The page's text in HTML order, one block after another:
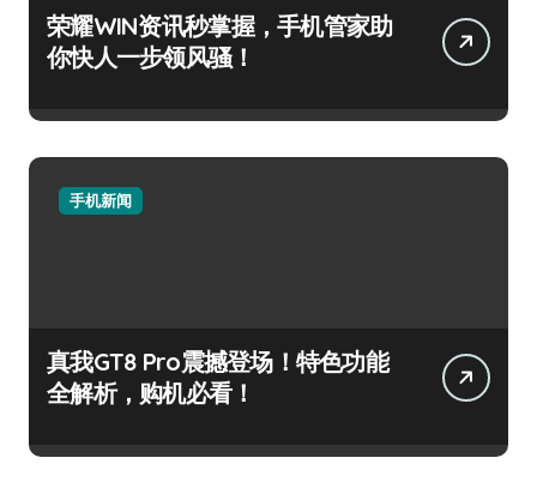
荣耀WIN资讯秒掌握，手机管家助
你快人一步领风骚！
手机新闻
真我GT8 Pro震撼登场！特色功能
全解析，购机必看！